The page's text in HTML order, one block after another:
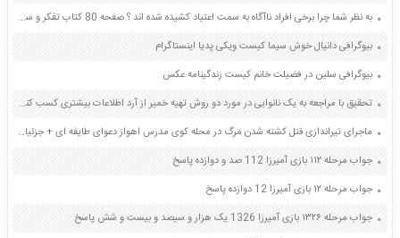
به نظر شما چرا برخی افراد ناآگاه به سمت اعتیاد کشیده شده اند ؟ صفحه 80 کتاب تفکر و سبک زندگی هشتم
بیوگرافی دانیال خوش سیما کیست ویکی پدیا اینستاگرام
بیوگرافی سلین در فضیلت خانم کیست زندگینامه عکس
تحقیق با مراجعه به یک نانوایی در مورد دو روش تهیه خمیر از آرد اطلاعات بیشتری کسب کنید و به کلاس گزارش دهید صفحه 101 کتاب علوم دوم دبستان
ماجرای تیراندازی قتل کشته شدن مرگ در محله کوی مدرس اهواز دعوای طایفه ای + جزئیات
جواب مرحله ۱۱۲ بازی آمیرزا 112 صد و دوازده پاسخ
جواب مرحله ۱۲ بازی آمیرزا 12 دوازده پاسخ
جواب مرحله ۱۳۲۶ بازی آمیرزا 1326 یک هزار و سیصد و بیست و شش پاسخ